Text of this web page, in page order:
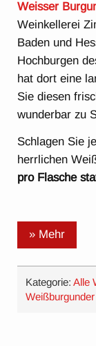
Weisser
Weinkellerei
Baden und
Hochburgen
hat dort eine
Sie diesen
wunderbar zu
Schlagen Sie
herrlichen
pro Flasche
» Mehr
Kategorie:Alle
Weißburgunder